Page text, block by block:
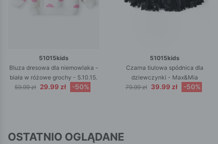
51015kids
Bluza dresowa dla niemowlaka -
biała w różowe grochy - 5.10.15.
59.99 zł 29.99 zł -50%
51015kids
Czarna tiulowa spódnica dla
dziewczynki - Max&Mia
79.99 zł
39.99 zł -50%
OSTATNIO OGLĄDANE